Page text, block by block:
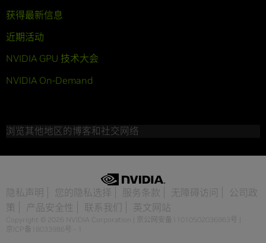
获得最新信息
近期活动
NVIDIA GPU 技术大会
NVIDIA On-Demand
浏览其他地区的博客和社交网络
隐私声明 您的隐私选择 服务条款 无障碍访问
公司政
策
产品安全性 联系我们 英文网站
Copyright © 2026 NVIDIA Corporation 京公网安备11010502036963号
京ICP备18033986号 - 1